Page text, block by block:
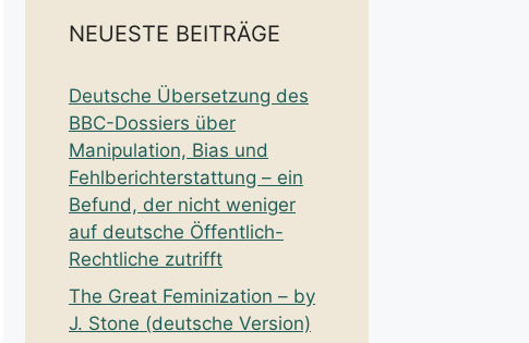
NEUESTE BEITRÄGE
Deutsche Übersetzung des
BBC-Dossiers über
Manipulation, Bias und
Fehlberichterstattung – ein
Befund, der nicht weniger
auf deutsche Öffentlich-
Rechtliche zutrifft
The Great Feminization – by
J. Stone (deutsche Version)